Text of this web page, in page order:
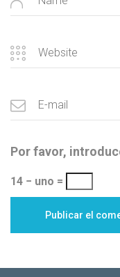
Por favor,
14 − uno =